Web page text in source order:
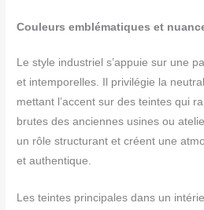
Couleurs emblématiques et
Le style industriel s’appuie sur une
et intemporelles. Il privilégie la
mettant l’accent sur des teintes qui
brutes des anciennes usines ou
un rôle structurant et créent une
et authentique.
Les teintes principales dans un